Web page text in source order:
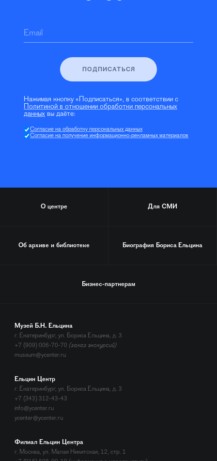
Email
ПОДПИСАТЬСЯ
Нажимая кнопку «Подписаться», в соответствии с
Политикой в отношении обработки персональных
данных вы даёте:
Согласие на обработку персональных данных
Согласие на получение информационно-рекламных материалов
О центре Для СМИ
Об архиве и библиотеке Биография Бориса Ельцина
Бизнес-партнерам
Музей Б.Н. Ельцина
г. Екатеринбург, ул. Бориса Ельцина, д. 3
+7 (909) 006-70-70 (заказ экскурсий)
museum@ycenter.ru
Ельцин Центр
г. Екатеринбург, ул. Бориса Ельцина, д. 3
+7 (343) 312-43-43
info@ycenter.ru
ycenter@ycenter.ru
Филиал Ельцин Центра
г. Москва, ул. Малая Никитская, 12, стр. 1